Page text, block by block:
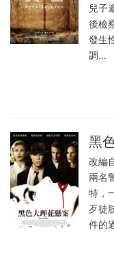
兒子
後檢
發生
調...
黑
改編
兩名
特，
歹徒
件的